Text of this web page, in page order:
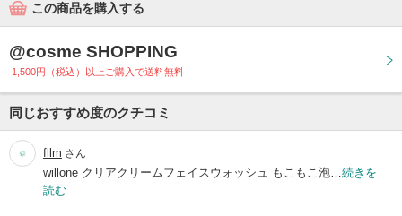
この商品を購入する
@cosme SHOPPING
1,500円（税込）以上ご購入で送料無料
同じおすすめ度のクチコミ
fllm さん
willone クリアクリームフェイスウォッシュ もこもこ泡…続きを
読む